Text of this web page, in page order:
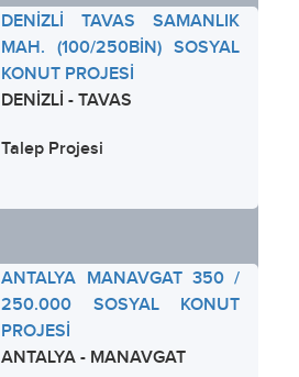
DENİZLİ TAVAS SAMANLIK
MAH. (100/250BİN) SOSYAL
KONUT PROJESİ
DENİZLİ - TAVAS
Talep Projesi
ANTALYA MANAVGAT 350 /
250.000 SOSYAL KONUT
PROJESİ
ANTALYA - MANAVGAT